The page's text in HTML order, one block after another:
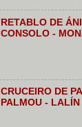
RETABLO DE
CONSOLO -
CRUCEIRO DE
PALMOU - LALÍN